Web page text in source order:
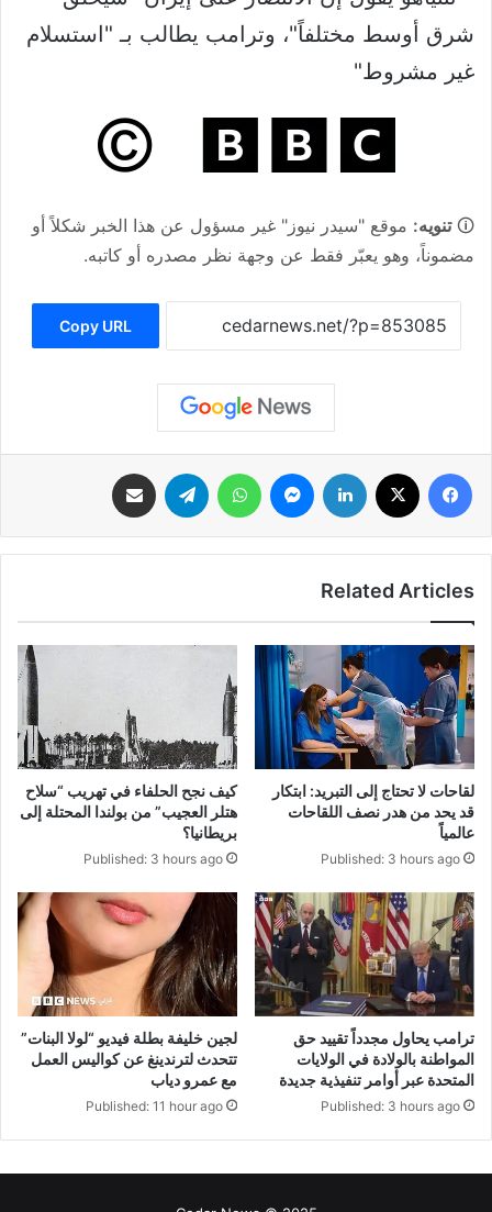
🛈تنويه: موقع "سيدر نيوز" غير مسؤول عن هذا الخبر شكلاً أو
مضموناً، وهو يعبّر فقط عن وجهة نظر مصدره أو كاتبه.
Copy URL
فيسبوك لينكدإن ماسنجر واتساب تيلقرام
Related Articles
لقاحات لا تحتاج إلى التبريد: ابتكار
قد يحد من هدر نصف اللقاحات
عالمياً
Published: 3 hours ago
كيف نجح الحلفاء في تهريب “سلاح
هتلر العجيب” من بولندا المحتلة إلى
بريطانيا؟
Published: 3 hours ago
ترامب يحاول مجدداً تقييد حق
المواطنة بالولادة في الولايات
المتحدة عبر أوامر تنفيذية جديدة
Published: 3 hours ago
لجين خليفة بطلة فيديو “لولا البنات”
تتحدث لترندينغ عن كواليس العمل
مع عمرو دياب
Published: 11 hour ago